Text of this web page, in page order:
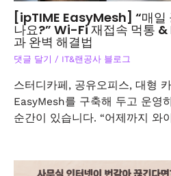
[ipTIME EasyMesh] “매일
나요?” Wi-Fi 재접속 먹통
과 완벽 해결법
댓글 달기 / IT&랜공사 블로그
스터디카페, 공유오피스, 대형
EasyMesh를 구축해 두고 운영
순간이 있습니다. “어제까지 와